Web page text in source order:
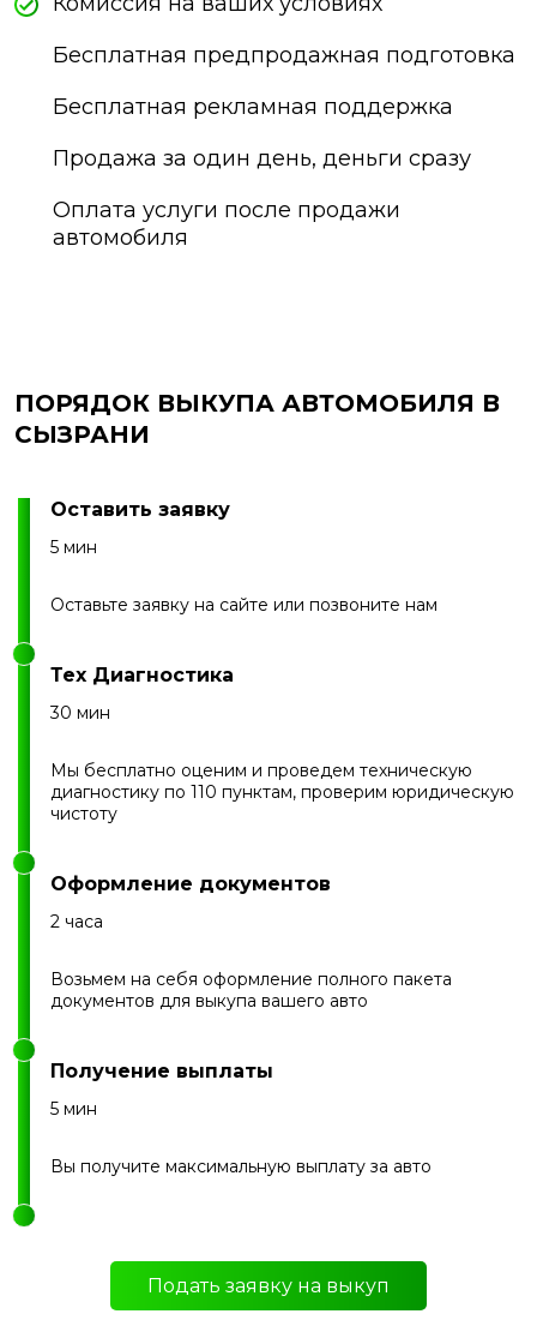
Бесплатная предпродажная подготовка
Бесплатная рекламная поддержка
Продажа за один день, деньги сразу
Оплата услуги после продажи
автомобиля
ПОРЯДОК ВЫКУПА АВТОМОБИЛЯ В
СЫЗРАНИ
Оставить заявку
5 мин
Оставьте заявку на сайте или позвоните нам
Тех Диагностика
30 мин
Мы бесплатно оценим и проведем техническую
диагностику по 110 пунктам, проверим юридическую
чистоту
Оформление документов
2 часа
Возьмем на себя оформление полного пакета
документов для выкупа вашего авто
Получение выплаты
5 мин
Вы получите максимальную выплату за авто
Подать заявку на выкуп